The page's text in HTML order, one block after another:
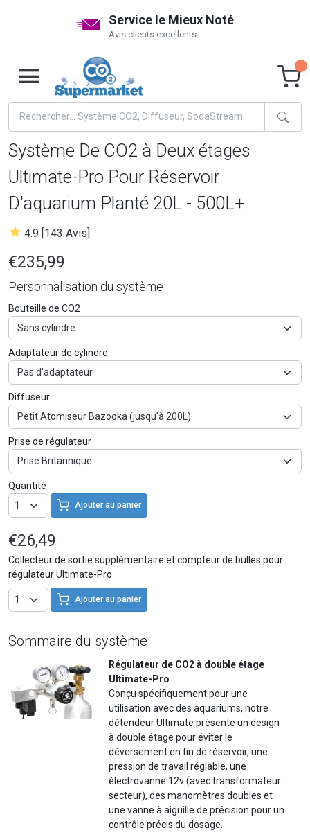
Service le Mieux Noté
Avis clients excellents
Système De CO2 à Deux étages
Ultimate-Pro Pour Réservoir
D'aquarium Planté 20L - 500L+
4.9 [143 Avis]
€235,99
Personnalisation du système
Bouteille de CO2
Adaptateur de cylindre
Diffuseur
Prise de régulateur
Quantité
Ajouter au panier
€26,49
Collecteur de sortie supplémentaire et compteur de bulles pour
régulateur Ultimate-Pro
Ajouter au panier
Sommaire du système
Régulateur de CO2 à double étage
Ultimate-Pro
Conçu spécifiquement pour une
utilisation avec des aquariums, notre
détendeur Ultimate présente un design
à double étage pour éviter le
déversement en fin de réservoir, une
pression de travail réglable, une
électrovanne 12v (avec transformateur
secteur), des manomètres doubles et
une vanne à aiguille de précision pour un
contrôle précis du dosage.